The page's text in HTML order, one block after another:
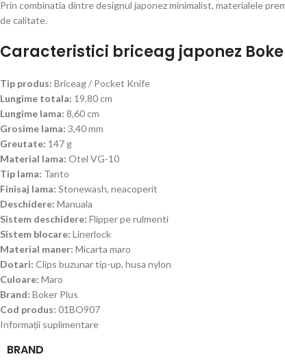
Prin combinatia dintre designul japonez minimalist, materialele
de calitate.
Caracteristici briceag japonez Boker
Tip produs: Briceag / Pocket Knife
Lungime totala: 19,80 cm
Lungime lama: 8,60 cm
Grosime lama: 3,40 mm
Greutate: 147 g
Material lama: Otel VG-10
Tip lama: Tanto
Finisaj lama: Stonewash, neacoperit
Deschidere: Manuala
Sistem deschidere: Flipper pe rulmenti
Sistem blocare: Linerlock
Material maner: Micarta maro
Dotari: Clips buzunar tip-up, husa nylon
Culoare: Maro
Brand: Boker Plus
Cod produs: 01BO907
Informații suplimentare
BRAND